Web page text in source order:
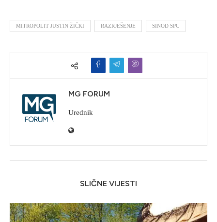
MITROPOLIT JUSTIN ŽIČKI RAZRJEŠENJE SINOD SPC
MG FORUM
Urednik
SLIČNE VIJESTI